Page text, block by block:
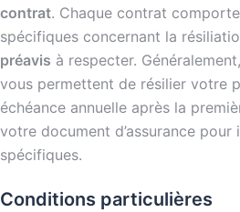
contrat. Chaque contrat
spécifiques concernant la
préavis à respecter.
vous permettent de résilier votre
échéance annuelle après la
votre document d’assurance
spécifiques.
Conditions particulières